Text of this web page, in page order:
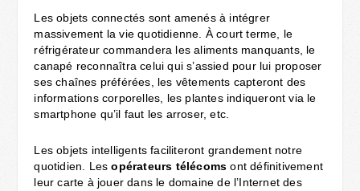
Les objets connectés sont amenés à intégrer
massivement la vie quotidienne. À court terme, le
réfrigérateur commandera les aliments manquants, le
canapé reconnaîtra celui qui s’assied pour lui proposer
ses chaînes préférées, les vêtements capteront des
informations corporelles, les plantes indiqueront via le
smartphone qu’il faut les arroser, etc.
Les objets intelligents faciliteront grandement notre
quotidien. Lesopérateurs télécoms ont définitivement
leur carte à jouer dans le domaine de l’Internet des